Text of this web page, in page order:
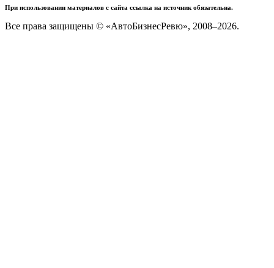
При использовании материалов с сайта ссылка на источник обязательна.
Все права защищены © «АвтоБизнесРевю», 2008–2026.